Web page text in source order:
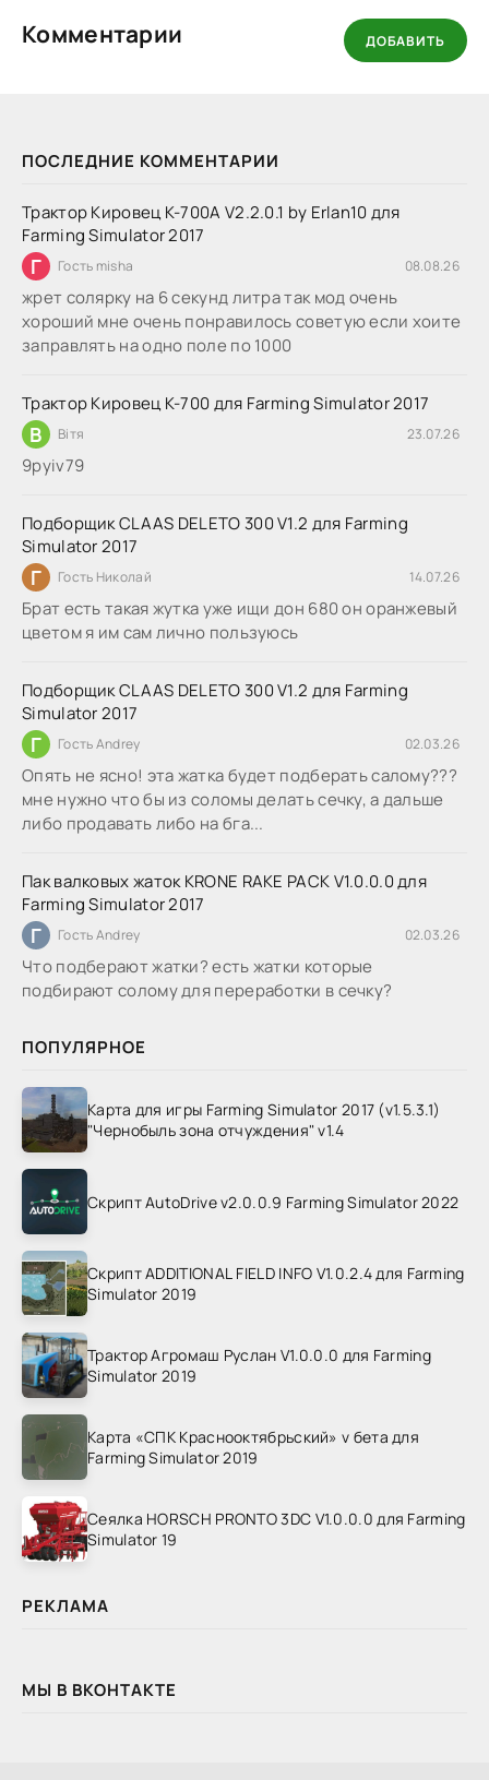
ПОСЛЕДНИЕ КОММЕНТАРИИ
Трактор Кировец К-700А V2.2.0.1 by Erlan10 для
Farming Simulator 2017
Г Гость misha 08.08.26
жрет солярку на 6 секунд литра так мод очень
хороший мне очень понравилось советую если хоите
заправлять на одно поле по 1000
Трактор Кировец К-700 для Farming Simulator 2017
В Вітя 23.07.26
9руіv79
Подборщик CLAAS DELETO 300 V1.2 для Farming
Simulator 2017
Г Гость Николай 14.07.26
Брат есть такая жутка уже ищи дон 680 он оранжевый
цветом я им сам лично пользуюсь
Подборщик CLAAS DELETO 300 V1.2 для Farming
Simulator 2017
Г Гость Andrey 02.03.26
Опять не ясно! эта жатка будет подберать салому???
мне нужно что бы из соломы делать сечку, а дальше
либо продавать либо на бга...
Пак валковых жаток KRONE RAKE PACK V1.0.0.0 для
Farming Simulator 2017
Г Гость Andrey 02.03.26
Что подберают жатки? есть жатки которые
подбирают солому для переработки в сечку?
Комментарии ДОБАВИТЬ
ПОПУЛЯРНОЕ
Карта для игры Farming Simulator 2017 (v1.5.3.1)
"Чернобыль зона отчуждения" v1.4
Скрипт AutoDrive v2.0.0.9 Farming Simulator 2022
Скрипт ADDITIONAL FIELD INFO V1.0.2.4 для Farming
Simulator 2019
Трактор Агромаш Руслан V1.0.0.0 для Farming
Simulator 2019
Карта «СПК Краснооктябрьский» v бета для
Farming Simulator 2019
Сеялка HORSCH PRONTO 3DC V1.0.0.0 для Farming
Simulator 19
РЕКЛАМА
МЫ В ВКОНТАКТЕ